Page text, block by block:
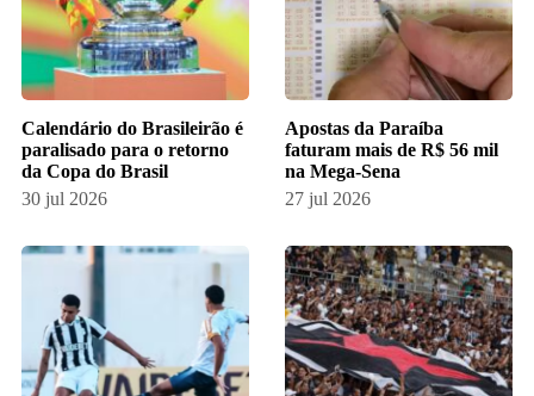
Calendário do Brasileirão é
paralisado para o retorno
da Copa do Brasil
30 jul 2026
Apostas da Paraíba
faturam mais de R$ 56 mil
na Mega-Sena
27 jul 2026